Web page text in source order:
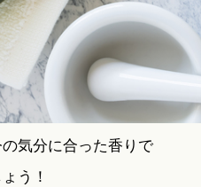
気分に合った香りで
う！